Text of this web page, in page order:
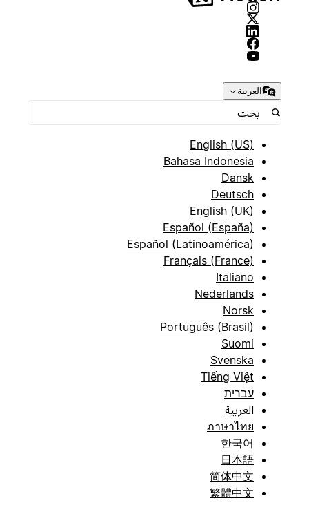
العربية
English (US)
Bahasa Indonesia
Dansk
Deutsch
English (UK)
Español (España)
Español (Latinoamérica)
Français (France)
Italiano
Nederlands
Norsk
Português (Brasil)
Suomi
Svenska
Tiếng Việt
עברית
العربية
ภาษาไทย
한국어
日本語
简体中文
繁體中文